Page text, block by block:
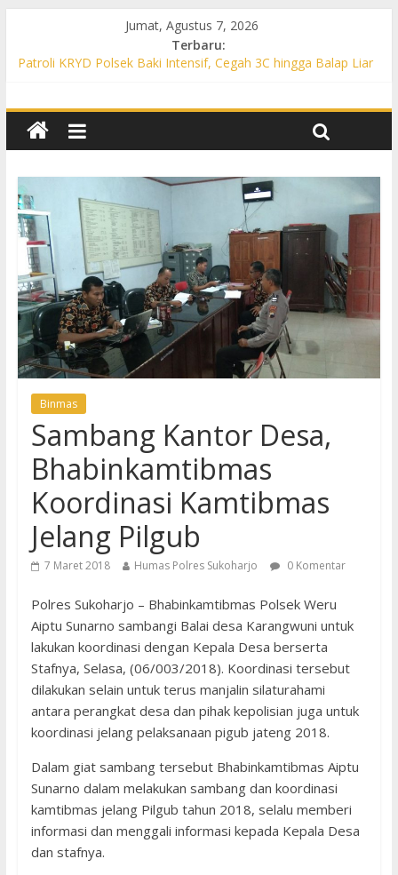
Jumat, Agustus 7, 2026
Terbaru:
Patroli KRYD Polsek Baki Intensif, Cegah 3C hingga Balap Liar
Permukiman, Warga Diajak Aktif Jaga Kamtibmas
Patroli Cegah Karhutla, Polsek Weru Sisir Lahan Kering dan
Patroli Blue Light KRYD Polsek Bendosari Sasar Objek Vital,
Polisi Ajak Warga Waspada dan Cegah Karhutla
Patroli Blue Light KRYD Polsek Kartasura Sasar Titik Rawan,
Cegah Kejahatan 3C
Binmas
Sambang Kantor Desa,
Bhabinkamtibmas
Koordinasi Kamtibmas
Jelang Pilgub
7 Maret 2018 Humas Polres Sukoharjo 0 Komentar
Polres Sukoharjo – Bhabinkamtibmas Polsek Weru
Aiptu Sunarno sambangi Balai desa Karangwuni untuk
lakukan koordinasi dengan Kepala Desa berserta
Stafnya, Selasa, (06/003/2018). Koordinasi tersebut
dilakukan selain untuk terus manjalin silaturahami
antara perangkat desa dan pihak kepolisian juga untuk
koordinasi jelang pelaksanaan pigub jateng 2018.
Dalam giat sambang tersebut Bhabinkamtibmas Aiptu
Sunarno dalam melakukan sambang dan koordinasi
kamtibmas jelang Pilgub tahun 2018, selalu memberi
informasi dan menggali informasi kepada Kepala Desa
dan stafnya.